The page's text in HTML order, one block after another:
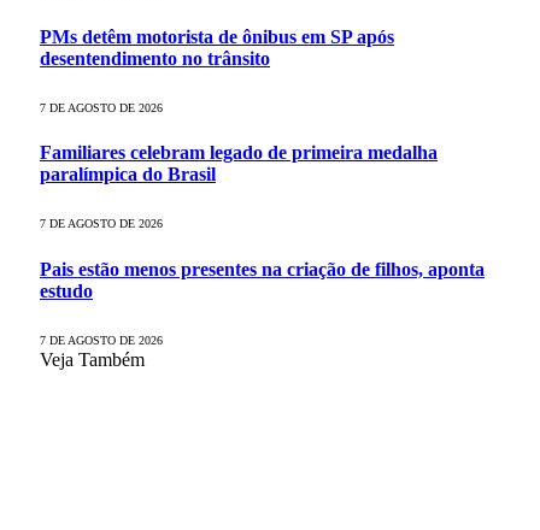
PMs detêm motorista de ônibus em SP após
desentendimento no trânsito
7 DE AGOSTO DE 2026
Familiares celebram legado de primeira medalha
paralímpica do Brasil
7 DE AGOSTO DE 2026
Pais estão menos presentes na criação de filhos, aponta
estudo
7 DE AGOSTO DE 2026
Veja Também